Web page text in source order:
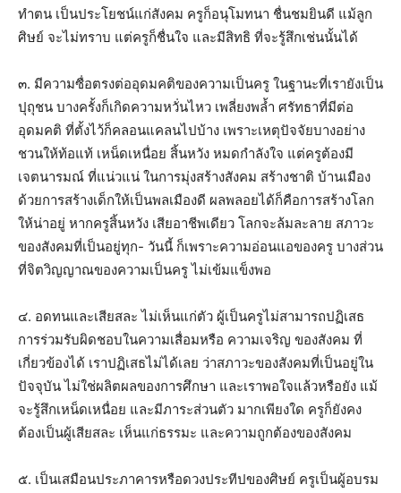
ทำตน เป็นประโยชน์แก่สังคม ครูก็อนุโมทนา ชื่นชมยินดี แม้ลูก
ศิษย์ จะไม่ทราบ แต่ครูก็ชื่นใจ และมีสิทธิ ที่จะรู้สึกเช่นนั้นได้
๓. มีความซื่อตรงต่ออุดมคติของความเป็นครู ในฐานะที่เรายังเป็น
ปุถุชน บางครั้งก็เกิดความหวั่นไหว เพลี่ยงพล้ำ ศรัทธาที่มีต่อ
อุดมคติ ที่ตั้งไว้ก็คลอนแคลนไปบ้าง เพราะเหตุปัจจัยบางอย่าง
ชวนให้ท้อแท้ เหน็ดเหนื่อย สิ้นหวัง หมดกำลังใจ แต่ครูต้องมี
เจตนารมณ์ ที่แน่วแน่ ในการมุ่งสร้างสังคม สร้างชาติ บ้านเมือง
ด้วยการสร้างเด็กให้เป็นพลเมืองดี ผลพลอยได้ก็คือการสร้างโลก
ให้น่าอยู่ หากครูสิ้นหวัง เสียอาชีพเดียว โลกจะล้มละลาย สภาวะ
ของสังคมที่เป็นอยู่ทุก- วันนี้ ก็เพราะความอ่อนแอของครู บางส่วน
ที่จิตวิญญาณของความเป็นครู ไม่เข้มแข็งพอ
๔. อดทนและเสียสละ ไม่เห็นแก่ตัว ผู้เป็นครูไม่สามารถปฏิเสธ
การร่วมรับผิดชอบในความเสื่อมหรือ ความเจริญ ของสังคม ที่
เกี่ยวข้องได้ เราปฏิเสธไม่ได้เลย ว่าสภาวะของสังคมที่เป็นอยู่ใน
ปัจจุบัน ไม่ใช่ผลิตผลของการศึกษา และเราพอใจแล้วหรือยัง แม้
จะรู้สึกเหน็ดเหนื่อย และมีภาระส่วนตัว มากเพียงใด ครูก็ยังคง
ต้องเป็นผู้เสียสละ เห็นแก่ธรรมะ และความถูกต้องของสังคม
๕. เป็นเสมือนประภาคารหรือดวงประทีปของศิษย์ ครูเป็นผู้อบรม